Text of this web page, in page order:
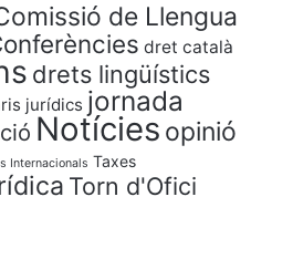
de Llengua
dret català
drets lingüístics
jurídics jornada
Notícies opinió
Internacionals Taxes
Torn d'Ofici